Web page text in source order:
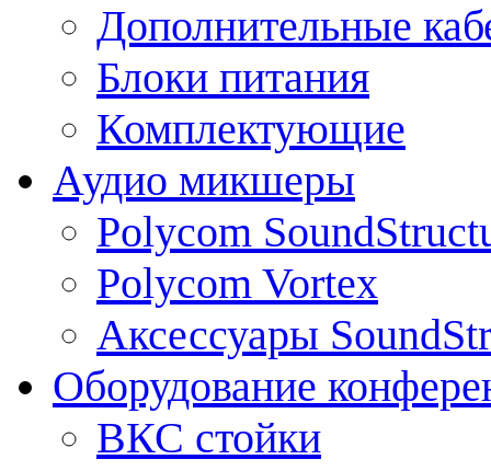
Дополнительные
Блоки питания
Комплектующие
Аудио микшеры
Polycom
Polycom Vortex
Аксессуары
Оборудование
ВКС стойки